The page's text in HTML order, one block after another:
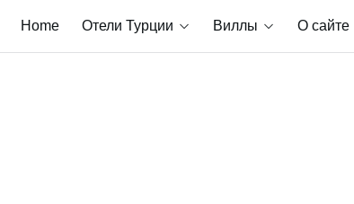
Home Отели Турции Виллы О сайте